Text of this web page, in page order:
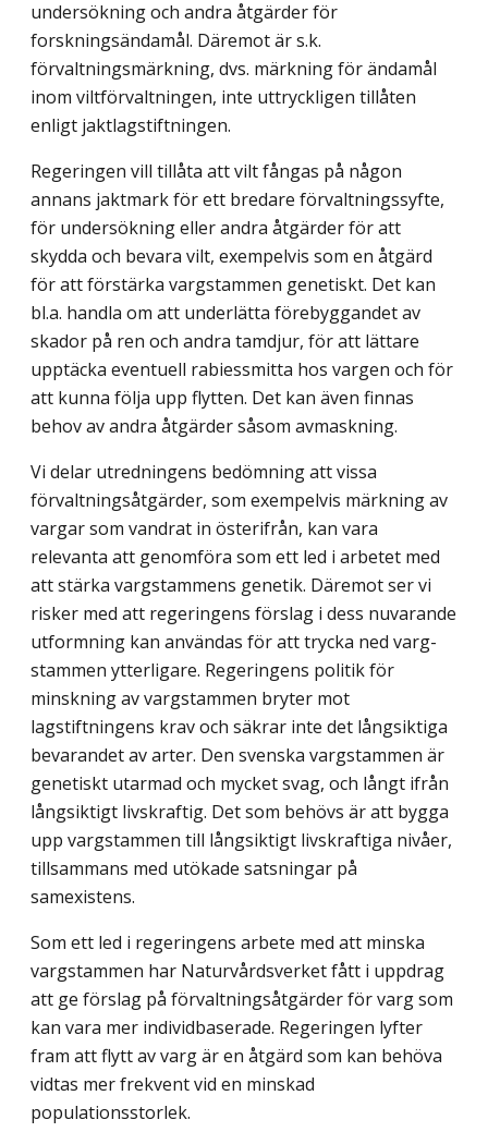
undersökning och andra åtgärder för
forskningsändamål. Däremot är s.k.
förvaltningsmärkning, dvs. märkning för ändamål
inom viltförvaltningen, inte uttryck­ligen tillåten
enligt jaktlagstiftningen.
Regeringen vill tillåta att vilt fångas på någon
annans jaktmark för ett bredare förvaltningssyfte,
för undersökning eller andra åtgärder för att
skydda och bevara vilt, exempelvis som en åtgärd
för att förstärka vargstammen genetiskt. Det kan
bl.a. handla om att underlätta förebyggandet av
skador på ren och andra tamdjur, för att lättare
upptäcka eventuell rabiessmitta hos vargen och för
att kunna följa upp flytten. Det kan även finnas
behov av andra åtgärder såsom avmaskning.
Vi delar utredningens bedömning att vissa
förvaltningsåtgärder, som exempelvis märkning av
vargar som vandrat in österifrån, kan vara
relevanta att genomföra som ett led i arbetet med
att stärka vargstammens genetik. Däremot ser vi
risker med att regeringens förslag i dess nuvarande
utformning kan användas för att trycka ned varg­
stammen ytterligare. Regeringens politik för
minskning av vargstammen bryter mot
lagstiftningens krav och säkrar inte det långsiktiga
bevarandet av arter. Den svenska vargstammen är
genetiskt utarmad och mycket svag, och långt ifrån
långsiktigt livskraftig. Det som behövs är att bygga
upp vargstammen till långsiktigt livskraftiga nivåer,
tillsammans med utökade satsningar på
samexistens.
Som ett led i regeringens arbete med att minska
vargstammen har Naturvårdsverket fått i uppdrag
att ge förslag på förvaltningsåtgärder för varg som
kan vara mer individ­baserade. Regeringen lyfter
fram att flytt av varg är en åtgärd som kan behöva
vidtas mer frekvent vid en minskad
populationsstorlek.